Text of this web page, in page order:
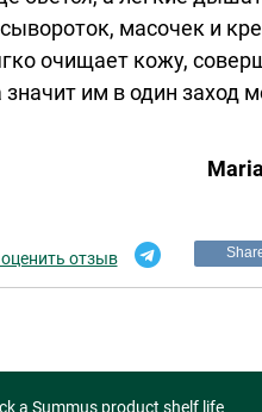
масочек и
очищает кожу,
значит им в один заход
отзыв
a Summus product shelf life